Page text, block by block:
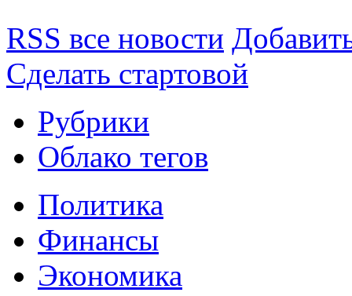
RSS все новости
Сделать стартовой
Рубрики
Облако тегов
Политика
Финансы
Экономика